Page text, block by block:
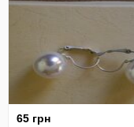
65 грн